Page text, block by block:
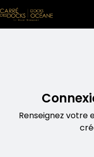
Aller au contenu
Renseignez votre